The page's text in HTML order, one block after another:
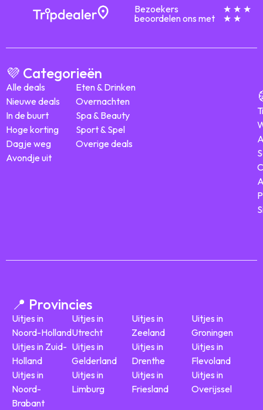
Bezoekers
beoordelen ons met
★ ★ ★
★ ★
💜 Categorieën
Alle deals
Nieuwe deals
In de buurt
Hoge korting
Dagje weg
Avondje uit
Eten & Drinken
Overnachten
Spa & Beauty
Sport & Spel
Overige deals
📍 Provincies
Uitjes in
Noord-Holland
Uitjes in Zuid-
Holland
Uitjes in
Noord-
Brabant
Uitjes in
Utrecht
Uitjes in
Gelderland
Uitjes in
Limburg
Uitjes in
Zeeland
Uitjes in
Drenthe
Uitjes in
Friesland
Uitjes in
Groningen
Uitjes in
Flevoland
Uitjes in
Overijssel